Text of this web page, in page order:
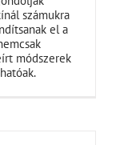
számukra
el a
módszerek